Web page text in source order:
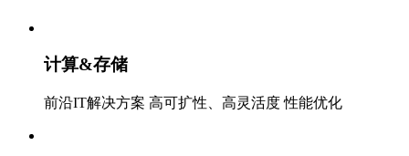
计算&存储
前沿IT解决方案 高可扩性、高灵活度 性能优化